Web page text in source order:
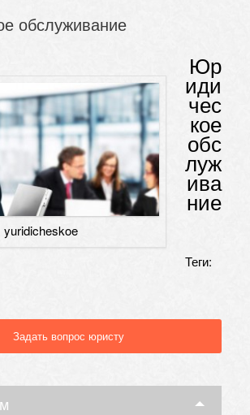
обслуживание
yuridicheskoe
Юр
иди
чес
кое
обс
луж
ива
ние
Теги:
Задать вопрос юристу